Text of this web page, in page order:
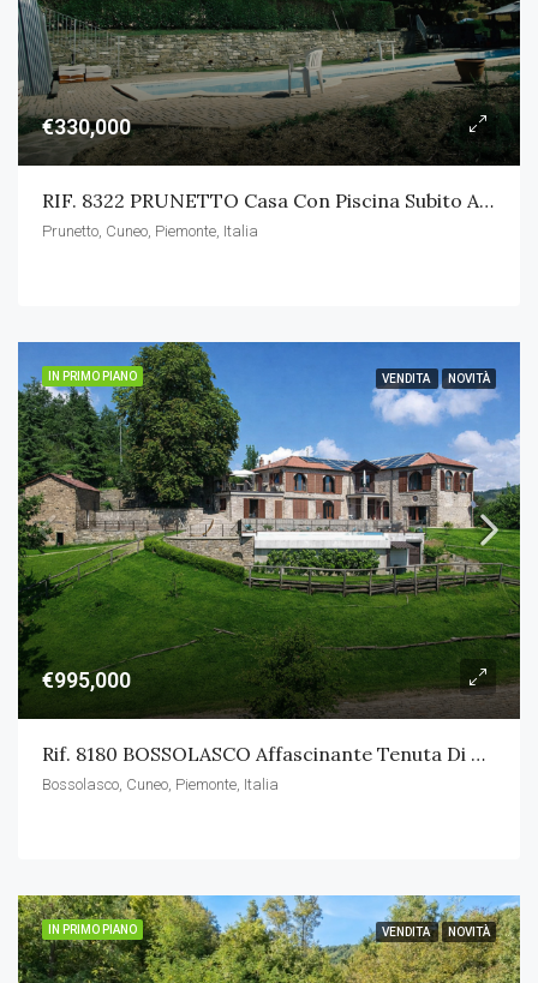
€330,000
RIF. 8322 PRUNETTO Casa Con Piscina Subito Abitabile
Prunetto, Cuneo, Piemonte, Italia
IN PRIMO PIANO VENDITA NOVITÀ
€995,000
Rif. 8180 BOSSOLASCO Affascinante Tenuta Di Campagna Con Piscina
Bossolasco, Cuneo, Piemonte, Italia
IN PRIMO PIANO VENDITA NOVITÀ